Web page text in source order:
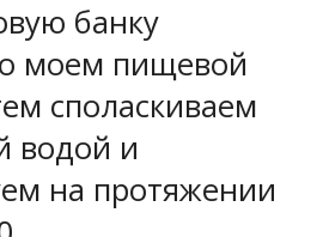
банку
моем пищевой
споласкиваем
водой и
на протяжении